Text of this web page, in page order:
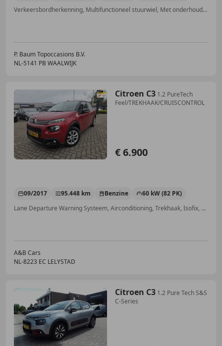
Verkeersbordherkenning, Multifunctioneel stuurwiel, Met onderhoudshistorie, Isofix, Automatische klimaatregeling, Parkeerhulp achter, Navigatiesysteem, Niet-rokers auto
P. Baum Topoccasions B.V.
NL-5141 PB WAALWIJK
Citroen C3 1.2 PureTech
Feel/TREKHAAK/CRUISCONTROL
€ 6.900
09/2017 95.448 km Benzine
60 kW (82 PK)
Lane Departure Warning Systeem, Airconditioning, Trekhaak, Isofix, Startonderbreker, Elektrisch verstelbare buitenspiegels, Vermoeidheidsdetectie, Elektrische ramen
A&B Cars
NL-8223 EC LELYSTAD
Citroen C3 1.2 Pure Tech S&S
C-Series